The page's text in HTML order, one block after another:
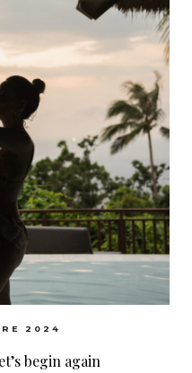
2024
begin again